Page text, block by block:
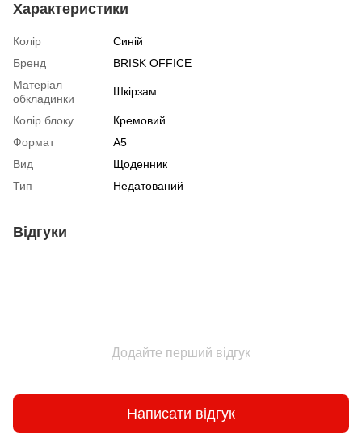
Характеристики
Колір
Синій
Бренд
BRISK OFFICE
Матеріал
обкладинки
Шкірзам
Колір блоку
Кремовий
Формат
А5
Вид
Щоденник
Тип
Недатований
Відгуки
Додайте перший відгук
Написати відгук